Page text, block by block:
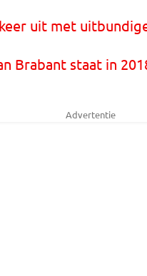
uit met
Brabant staat in
Advertentie